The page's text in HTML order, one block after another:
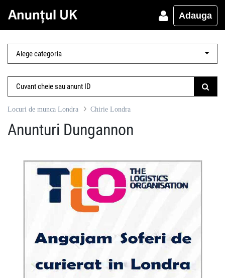
Adauga
Locuri de munca Londra Chirie Londra
Anunturi Dungannon